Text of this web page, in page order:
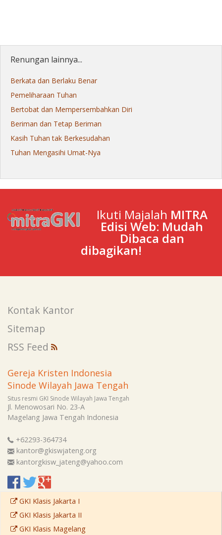
Renungan lainnya...
Berkata dan Berlaku Benar
Pemeliharaan Tuhan
Bertobat dan Mempersembahkan Diri
Beriman dan Tetap Beriman
Kasih Tuhan tak Berkesudahan
Tuhan Mengasihi Umat-Nya
Ikuti Majalah MITRA
Edisi Web: Mudah
Dibaca dan
dibagikan!
Kontak Kantor
Sitemap
RSS Feed
Gereja Kristen Indonesia
Sinode Wilayah Jawa Tengah
Situs resmi GKI Sinode Wilayah Jawa Tengah
Jl. Menowosari No. 23-A
Magelang Jawa Tengah Indonesia
+62293-364734
kantor@gkiswjateng.org
kantorgkisw_jateng@yahoo.com
GKI Klasis Jakarta I
GKI Klasis Jakarta II
GKI Klasis Magelang